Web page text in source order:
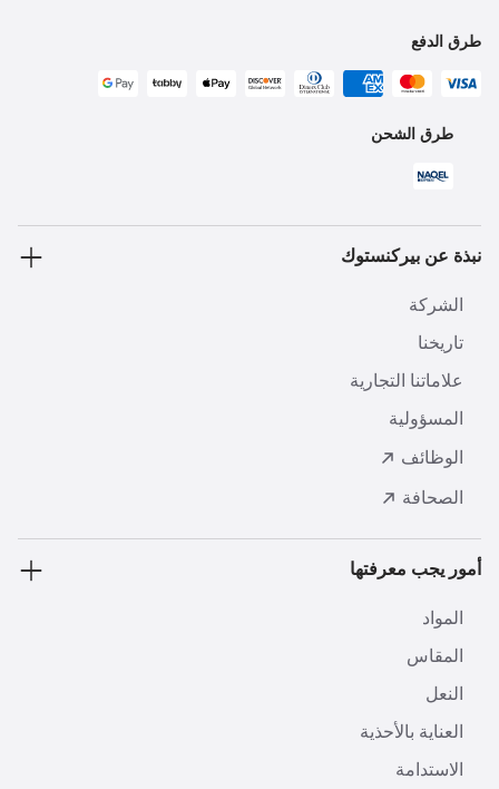
طرق الدفع
طرق الشحن
نبذة عن بيركنستوك
الشركة
تاريخنا
علاماتنا التجارية
المسؤولية
الوظائف
الصحافة
أمور يجب معرفتها
المواد
المقاس
النعل
العناية بالأحذية
الاستدامة